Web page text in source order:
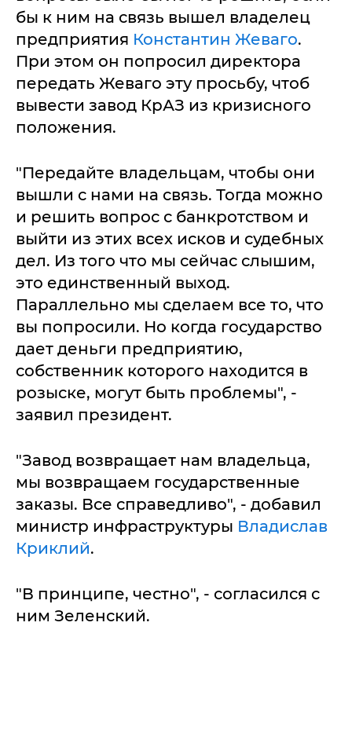
бы к ним на связь вышел владелец
предприятия Константин Жеваго.
При этом он попросил директора
передать Жеваго эту просьбу, чтоб
вывести завод КрАЗ из кризисного
положения.
"Передайте владельцам, чтобы они
вышли с нами на связь. Тогда можно
и решить вопрос с банкротством и
выйти из этих всех исков и судебных
дел. Из того что мы сейчас слышим,
это единственный выход.
Параллельно мы сделаем все то, что
вы попросили. Но когда государство
дает деньги предприятию,
собственник которого находится в
розыске, могут быть проблемы", -
заявил президент.
"Завод возвращает нам владельца,
мы возвращаем государственные
заказы. Все справедливо", - добавил
министр инфраструктуры Владислав
Криклий.
"В принципе, честно", - согласился с
ним Зеленский.